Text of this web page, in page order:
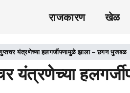
राजकारण खेळ
गुप्तचर यंत्रणेच्या हलगर्जीपणामुळे झाला – छगन भुजबळ
यंत्रणेच्या